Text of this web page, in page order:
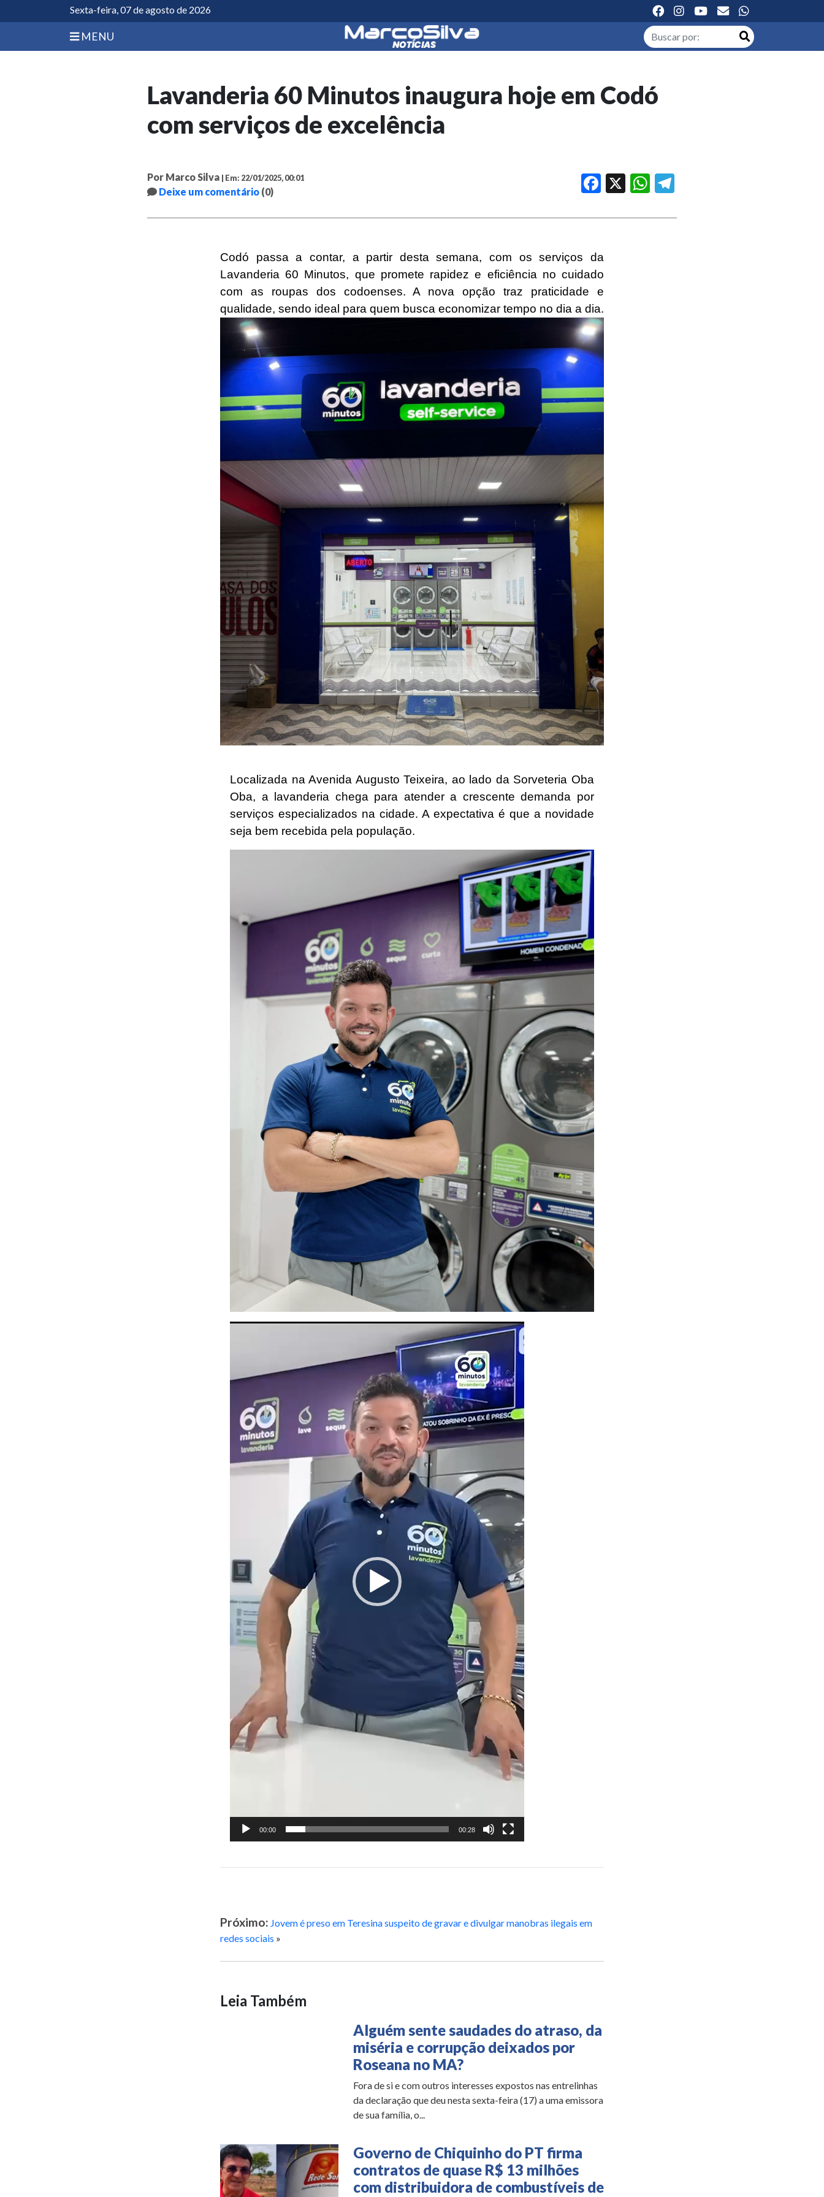
Sexta-feira, 07 de agosto de 2026
MENU
Lavanderia 60 Minutos inaugura hoje em Codó
com serviços de excelência
Por Marco Silva | Em: 22/01/2025, 00:01
Deixe um comentário (0)
Facebook WhatsApp
Codó passa a contar, a partir desta semana, com os serviços da
Lavanderia 60 Minutos, que promete rapidez e eficiência no cuidado
com as roupas dos codoenses. A nova opção traz praticidade e
qualidade, sendo ideal para quem busca economizar tempo no dia a dia.
Localizada na Avenida Augusto Teixeira, ao lado da Sorveteria Oba
Oba, a lavanderia chega para atender a crescente demanda por
serviços especializados na cidade. A expectativa é que a novidade
seja bem recebida pela população.
Tocador
00:00 00:28
Próximo: Jovem é preso em Teresina suspeito de gravar e divulgar manobras ilegais em
redes sociais »
Leia Também
Alguém sente saudades do atraso, da
miséria e corrupção deixados por
Roseana no MA?
Fora de si e com outros interesses expostos nas entrelinhas
da declaração que deu nesta sexta-feira (17) a uma emissora
de sua família, o...
Governo de Chiquinho do PT firma
contratos de quase R$ 13 milhões
com distribuidora de combustíveis de